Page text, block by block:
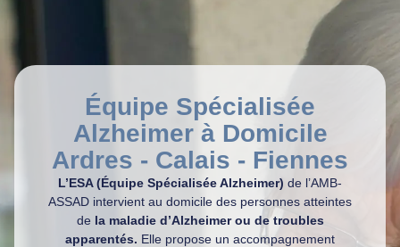
Équipe Spécialisée
Alzheimer à Domicile
Ardres - Calais - Fiennes
L’ESA (Équipe Spécialisée Alzheimer) de l’AMB-
ASSAD intervient au domicile des personnes atteintes
de la maladie d’Alzheimer ou de troubles
apparentés. Elle propose un accompagnement